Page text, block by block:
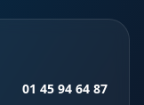
01 45 94 64 87